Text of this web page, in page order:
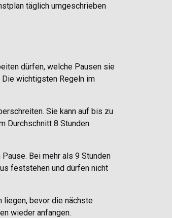
täglich umgeschrieben
dürfen, welche Pausen sie
wichtigsten Regeln im
Sie kann auf bis zu
Durchschnitt 8 Stunden
Bei mehr als 9 Stunden
feststehen und dürfen nicht
liegen, bevor die nächste
wieder anfangen.